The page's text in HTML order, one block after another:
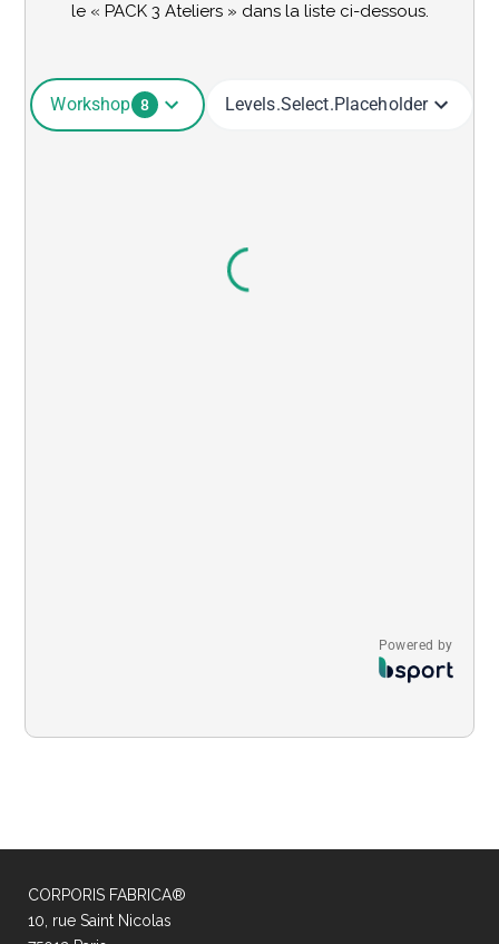
le « PACK 3 Ateliers » dans la liste ci-dessous.
Workshop 8 Levels.select.placeholder
Powered by
CORPORIS FABRICA®
10, rue Saint Nicolas